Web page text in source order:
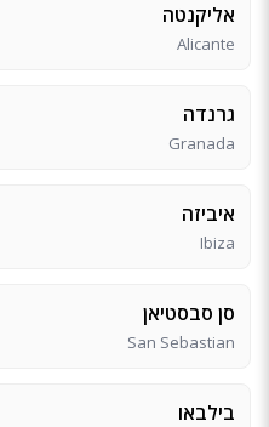
אליקנטה
Alicante
גרנדה
Granada
איביזה
Ibiza
סן סבסטיאן
San Sebastian
בילבאו